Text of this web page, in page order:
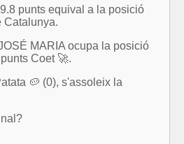
punts equival a la posició
Catalunya.
MARIA ocupa la posició
Coet 🚀.
🥔 (0), s'assoleix la